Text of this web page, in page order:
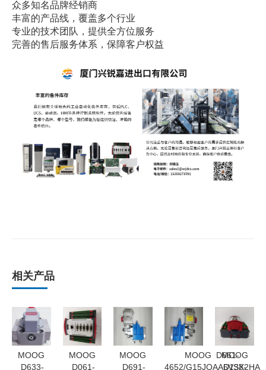
众多知名品牌经销商
丰富的产品线，覆盖多个行业
专业的技术团队，提供全方位服务
完善的售后服务体系，保障客户权益
相关产品
MOOG
D633-
MOOG
D061-
MOOG
D691-
MOOG D661-
4652/G15JOAA6VSX2HA
MOOG
D138-